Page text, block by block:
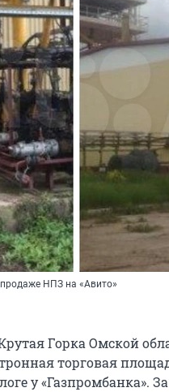
НПЗ на «Авито»
Горка Омской
торговая
у «Газпромбанка».